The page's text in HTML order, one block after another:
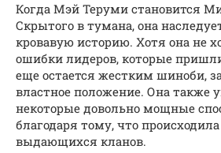
Когда Мэй Теруми становится
Скрытого в тумана, она
кровавую историю. Хотя она не
ошибки лидеров, которые
еще остается жестким шиноби,
властное положение. Она также
некоторые довольно мощные
благодаря тому, что
выдающихся кланов.